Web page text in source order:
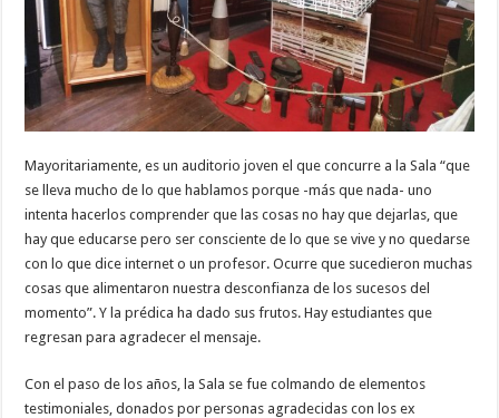
Mayoritariamente, es un auditorio joven el que concurre a la Sala “que
se lleva mucho de lo que hablamos porque -más que nada- uno
intenta hacerlos comprender que las cosas no hay que dejarlas, que
hay que educarse pero ser consciente de lo que se vive y no quedarse
con lo que dice internet o un profesor. Ocurre que sucedieron muchas
cosas que alimentaron nuestra desconfianza de los sucesos del
momento”. Y la prédica ha dado sus frutos. Hay estudiantes que
regresan para agradecer el mensaje.
Con el paso de los años, la Sala se fue colmando de elementos
testimoniales, donados por personas agradecidas con los ex